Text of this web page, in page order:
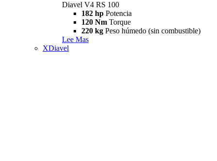
Diavel V4 RS 100
182 hp Potencia
120 Nm Torque
220 kg Peso húmedo (sin combustible)
Lee Mas
XDiavel